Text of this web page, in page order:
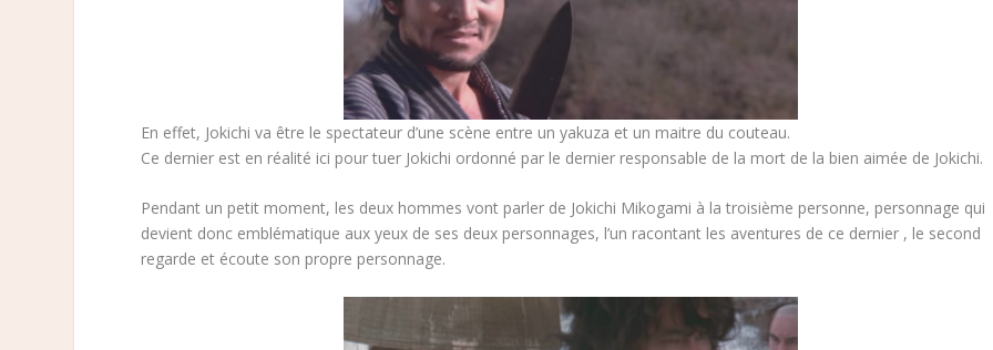
En effet, Jokichi va être le spectateur d’une scène entre un yakuza et un maitre du couteau.
Ce dernier est en réalité ici pour tuer Jokichi ordonné par le dernier responsable de la mort de la bien aimée de Jokichi.
Pendant un petit moment, les deux hommes vont parler de Jokichi Mikogami à la troisième personne, personnage qui
devient donc emblématique aux yeux de ses deux personnages, l’un racontant les aventures de ce dernier , le second
regarde et écoute son propre personnage.